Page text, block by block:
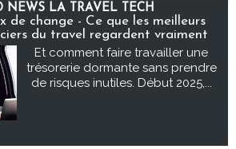
NEWS LA TRAVEL TECH
de change - Ce que les meilleurs
du travel regardent vraiment
Et comment faire travailler une
trésorerie dormante sans prendre
de risques inutiles. Début 2025,...